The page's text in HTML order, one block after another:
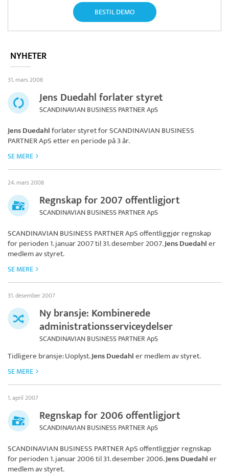
BESTIL DEMO
NYHETER
31. mars 2008
Jens Duedahl forlater styret
SCANDINAVIAN BUSINESS PARTNER ApS
Jens Duedahlforlater styret forSCANDINAVIAN BUSINESS
PARTNER ApSetter en periode på 3 år.
SE MERE
24. mars 2008
Regnskap for 2007 offentligjort
SCANDINAVIAN BUSINESS PARTNER ApS
SCANDINAVIAN BUSINESS PARTNER ApSoffentliggjør regnskap
for perioden 1. januar 2007 til 31. desember 2007.Jens Duedahler
medlem av styret.
SE MERE
31. desember 2007
Ny bransje: Kombinerede
administrationsserviceydelser
SCANDINAVIAN BUSINESS PARTNER ApS
Tidligere bransje: Uoplyst.Jens Duedahler medlem av styret.
SE MERE
1. april 2007
Regnskap for 2006 offentligjort
SCANDINAVIAN BUSINESS PARTNER ApS
SCANDINAVIAN BUSINESS PARTNER ApSoffentliggjør regnskap
for perioden 1. januar 2006 til 31. desember 2006.Jens Duedahler
medlem av styret.